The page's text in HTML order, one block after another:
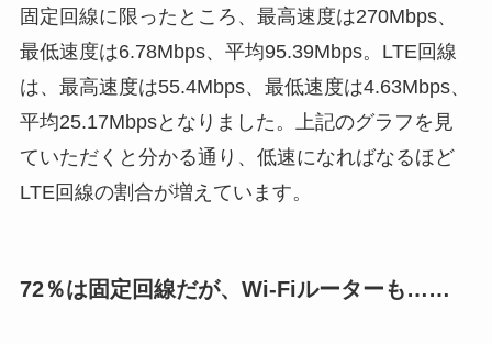
固定回線に限ったところ、最高速度は270Mbps、
最低速度は6.78Mbps、平均95.39Mbps。LTE回線
は、最高速度は55.4Mbps、最低速度は4.63Mbps、
平均25.17Mbpsとなりました。上記のグラフを見
ていただくと分かる通り、低速になればなるほど
LTE回線の割合が増えています。
72％は固定回線だが、Wi-Fiルーターも……